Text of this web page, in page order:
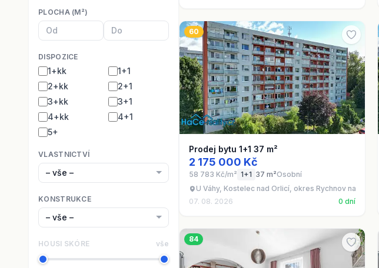
PLOCHA (M²)
DISPOZICE
1+kk
1+1
2+kk
2+1
3+kk
3+1
4+kk
4+1
5+
VLASTNICTVÍ
KONSTRUKCE
HOUSI SKÓRE vše
60
Prodej bytu 1+1 37 m²
2 175 000 Kč
58 783 Kč/m² 1+1 37 m²Osobní
U Váhy, Kostelec nad Orlicí, okres Rychnov nad
07. 08. 2026
0 dní
84